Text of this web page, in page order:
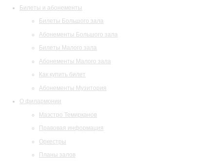
Билеты и абонементы
Билеты Большого зала
Абонементы Большого зала
Билеты Малого зала
Абонементы Малого зала
Как купить билет
Абонементы Музитория
О филармонии
Маэстро Темирканов
Правовая информация
Оркестры
Планы залов